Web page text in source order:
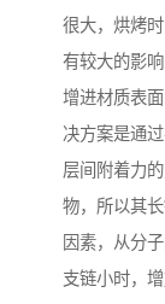
很大，烘烤
有较大的影
增进材质表
决方案是通
层间附着力
物，所以其
因素，从分
支链小时，